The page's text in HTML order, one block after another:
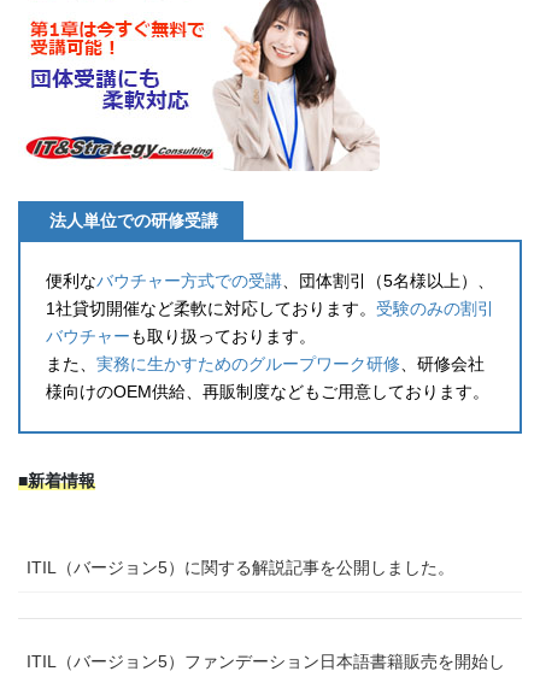
法人単位での研修受講
便利なバウチャー方式での受講 、団体割引（5名様以上）、
1社貸切開催など柔軟に対応しております。 受験のみの割引
バウチャーも取り扱っております。
また、 実務に生かすためのグループワーク研修 、研修会社
様向けのOEM供給、再販制度などもご用意しております。
■新着情報
ITIL（バージョン5）に関する解説記事を公開しました。
ITIL（バージョン5）ファンデーション日本語書籍販売を開始し